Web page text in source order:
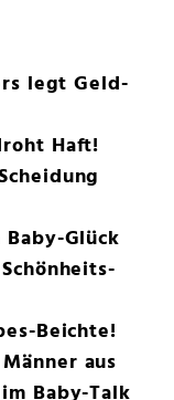
legt Geld-
Haft!
Glück
Beichte!
aus